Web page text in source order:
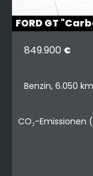
FORD GT
849.900 €
Benzin, 6.050
CO₂-Emissionen